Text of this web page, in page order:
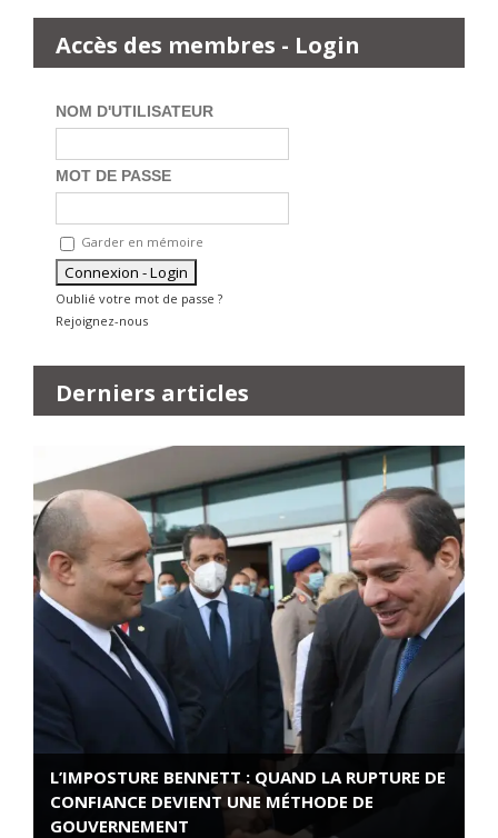
Accès des membres - Login
NOM D'UTILISATEUR
MOT DE PASSE
Garder en mémoire
Oublié votre mot de passe ?
Rejoignez-nous
Derniers articles
L’IMPOSTURE BENNETT : QUAND LA RUPTURE DE
CONFIANCE DEVIENT UNE MÉTHODE DE
GOUVERNEMENT